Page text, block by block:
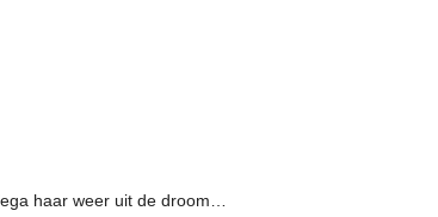
haar weer uit de droom…